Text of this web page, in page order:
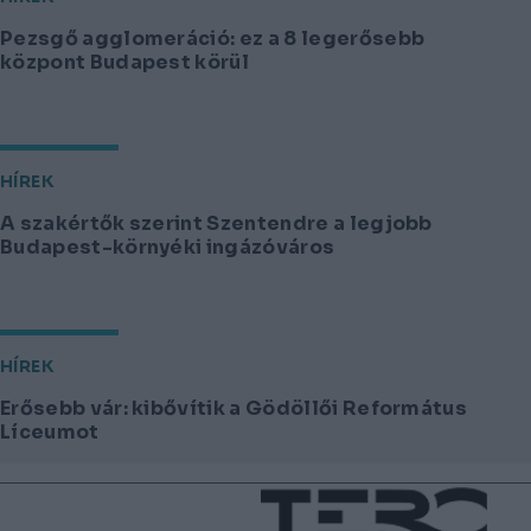
Pezsgő agglomeráció: ez a 8 legerősebb
központ Budapest körül
HÍREK
A szakértők szerint Szentendre a legjobb
Budapest-környéki ingázóváros
HÍREK
Erősebb vár: kibővítik a Gödöllői Református
Líceumot
Lábléc